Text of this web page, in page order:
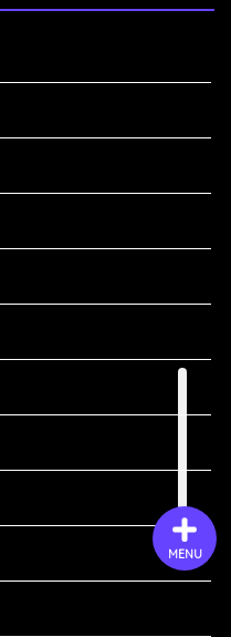
MENU